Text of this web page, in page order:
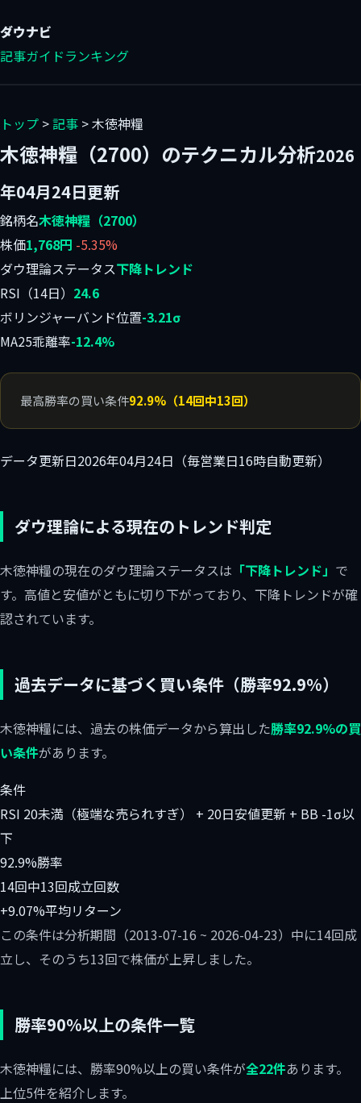
ダウナビ
記事ガイドランキング
トップ >記事 > 木徳神糧
木徳神糧（2700）のテクニカル分析2026
年04月24日更新
銘柄名木徳神糧（2700）
株価1,768円 -5.35%
ダウ理論ステータス下降トレンド
RSI（14日） 24.6
ボリンジャーバンド位置-3.21σ
MA25乖離率-12.4%
最高勝率の買い条件92.9%（14回中13回）
データ更新日2026年04月24日（毎営業日16時自動更新）
ダウ理論による現在のトレンド判定
木徳神糧の現在のダウ理論ステータスは 「下降トレンド」 で
す。高値と安値がともに切り下がっており、下降トレンドが確
認されています。
過去データに基づく買い条件（勝率92.9%）
木徳神糧には、過去の株価データから算出した勝率92.9%の買
い条件があります。
条件
RSI 20未満（極端な売られすぎ） + 20日安値更新 + BB -1σ以
下
92.9%勝率
14回中13回成立回数
+9.07%平均リターン
この条件は分析期間（2013-07-16 ~ 2026-04-23）中に14回成
立し、そのうち13回で株価が上昇しました。
勝率90%以上の条件一覧
木徳神糧には、勝率90%以上の買い条件が全22件あります。
上位5件を紹介します。